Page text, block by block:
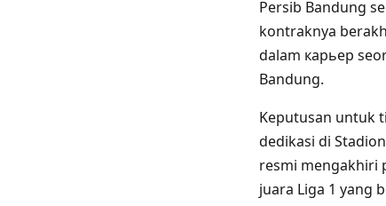
Persib Bandung
kontraknya
dalam карьер
Bandung.
Keputusan untuk
dedikasi di
resmi mengakhiri
juara Liga 1 yang